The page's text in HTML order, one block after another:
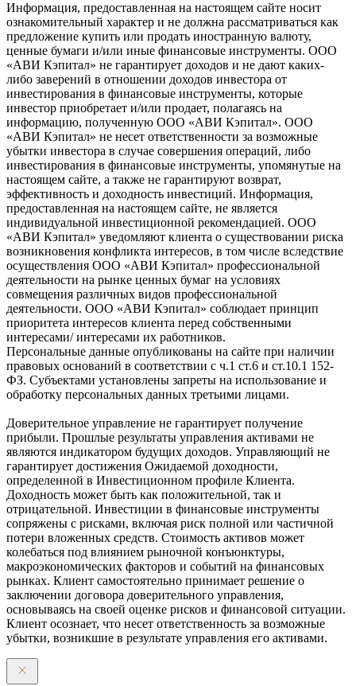
Информация, предоставленная на настоящем сайте носит
ознакомительный характер и не должна рассматриваться как
предложение купить или продать иностранную валюту,
ценные бумаги и/или иные финансовые инструменты. ООО
«АВИ Кэпитал» не гарантирует доходов и не дают каких-
либо заверений в отношении доходов инвестора от
инвестирования в финансовые инструменты, которые
инвестор приобретает и/или продает, полагаясь на
информацию, полученную ООО «АВИ Кэпитал». ООО
«АВИ Кэпитал» не несет ответственности за возможные
убытки инвестора в случае совершения операций, либо
инвестирования в финансовые инструменты, упомянутые на
настоящем сайте, а также не гарантируют возврат,
эффективность и доходность инвестиций. Информация,
предоставленная на настоящем сайте, не является
индивидуальной инвестиционной рекомендацией. ООО
«АВИ Кэпитал» уведомляют клиента о существовании риска
возникновения конфликта интересов, в том числе вследствие
осуществления ООО «АВИ Кэпитал» профессиональной
деятельности на рынке ценных бумаг на условиях
совмещения различных видов профессиональной
деятельности. ООО «АВИ Кэпитал» соблюдает принцип
приоритета интересов клиента перед собственными
интересами/ интересами их работников.
Персональные данные опубликованы на сайте при наличии
правовых оснований в соответствии с ч.1 ст.6 и ст.10.1 152-
ФЗ. Субъектами установлены запреты на использование и
обработку персональных данных третьими лицами.
Доверительное управление не гарантирует получение
прибыли. Прошлые результаты управления активами не
являются индикатором будущих доходов. Управляющий не
гарантирует достижения Ожидаемой доходности,
определенной в Инвестиционном профиле Клиента.
Доходность может быть как положительной, так и
отрицательной. Инвестиции в финансовые инструменты
сопряжены с рисками, включая риск полной или частичной
потери вложенных средств. Стоимость активов может
колебаться под влиянием рыночной конъюнктуры,
макроэкономических факторов и событий на финансовых
рынках. Клиент самостоятельно принимает решение о
заключении договора доверительного управления,
основываясь на своей оценке рисков и финансовой ситуации.
Клиент осознает, что несет ответственность за возможные
убытки, возникшие в результате управления его активами.